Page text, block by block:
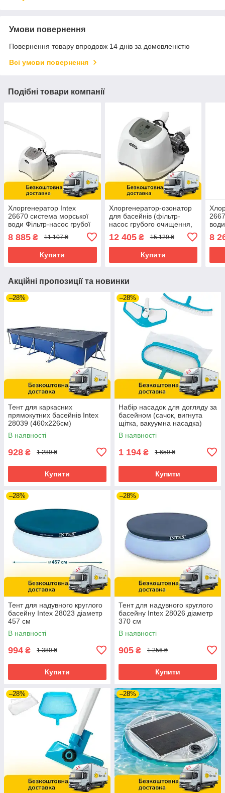
Умови повернення
Повернення товару впродовж 14 днів за домовленістю
Всі умови повернення
Подібні товари компанії
Хлоргенератор Intex
26670 система морської
води Фільтр-насос грубої
8 885 ₴ 11 107 ₴
Купити
Хлоргенератор-озонатор
для басейнів (фільтр-
насос грубого очищення,
Intex 26690
12 405₴ 15 129 ₴
Купити
8
Акційні пропозиції та новинки
–28%
Тент для каркасних
прямокутних басейнів Intex
28039 (460x226см)
В наявності
928 ₴ 1 289 ₴
Купити
–28%
Набір насадок для догляду за
басейном (сачок, вигнута
щітка, вакуумна насадка)
Intex 29057
В наявності
1 194 ₴ 1 659 ₴
Купити
–28%
Тент для надувного круглого
басейну Intex 28023 діаметр
457 см
В наявності
994 ₴ 1 380 ₴
Купити
–28%
Тент для надувного круглого
басейну Intex 28026 діаметр
370 см
В наявності
905 ₴ 1 256 ₴
Купити
–28% –28%